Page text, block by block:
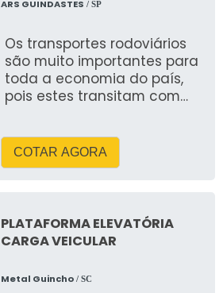
ARS GUINDASTES / SP
Os transportes rodoviários
são muito importantes para
toda a economia do país,
pois estes transitam com
COTAR AGORA
PLATAFORMA ELEVATÓRIA
CARGA VEICULAR
Metal Guincho/ SC